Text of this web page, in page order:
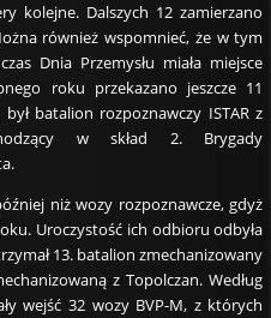
kolejne. Dalszych 12 zamierzano
również wspomnieć, że w tym
Dnia Przemysłu miała miejsce
roku przekazano jeszcze 11
batalion rozpoznawczy ISTAR z
w skład 2. Brygady
niż wozy rozpoznawcze, gdyż
Uroczystość ich odbioru odbyła
13. batalion zmechanizowany
z Topolczan. Według
wejść 32 wozy BVP-M, z których